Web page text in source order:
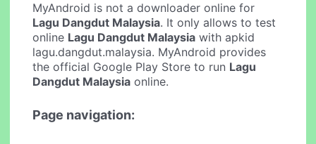
MyAndroid is not a downloader online for
Lagu Dangdut Malaysia. It only allows to test
online Lagu Dangdut Malaysia with apkid
lagu.dangdut.malaysia. MyAndroid provides
the official Google Play Store to run Lagu
Dangdut Malaysia online.
Page navigation: